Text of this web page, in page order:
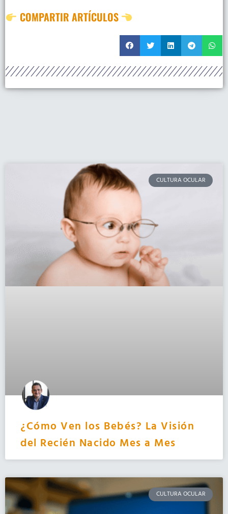
COMPARTIR ARTÍCULOS
CULTURA OCULAR
¿Cómo Ven los Bebés? La Visión
del Recién Nacido Mes a Mes
CULTURA OCULAR